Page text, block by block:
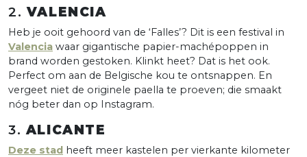
2.VALENCIA
Heb je ooit gehoord van de ‘Falles’? Dit is een festival in
Valencia waar gigantische papier-machépoppen in
brand worden gestoken. Klinkt heet? Dat is het ook.
Perfect om aan de Belgische kou te ontsnappen. En
vergeet niet de originele paella te proeven; die smaakt
nóg beter dan op Instagram.
3.ALICANTE
Deze stad heeft meer kastelen per vierkante kilometer